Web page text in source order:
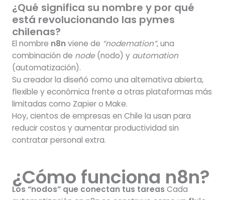
¿Qué significa su nombre y por qué
está revolucionando las pymes
chilenas?
El nombre n8nviene de “nodemation”, una
combinación de node(nodo) y automation
(automatización).
Su creador la diseñó como una alternativa abierta,
flexible y económica frente a otras plataformas más
limitadas como Zapier o Make.
Hoy, cientos de empresas en Chile la usan para
reducir costos y aumentar productividad sin
contratar personal extra.
¿Cómo funciona n8n?
Los “nodos” que conectan tus tareas Cada